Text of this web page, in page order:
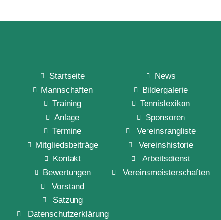
Startseite
Mannschaften
Training
Anlage
News
Bildergalerie
Tennislexikon
Sponsoren
Termine
Mitgliedsbeiträge
Kontakt
Bewertungen
Vereinsrangliste
Vereinshistorie
Arbeitsdienst
Vereinsmeisterschaften
Vorstand
Satzung
Datenschutzerklärung